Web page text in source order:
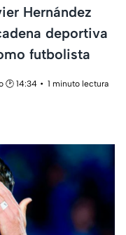
Hernández
deportiva
futbolista
🕑 14:34
1 minuto lectura